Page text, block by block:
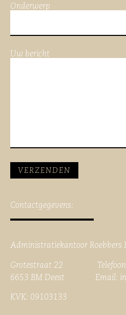
Onderwerp
Uw bericht
Contactgegevens:
Administratiekantoor Roebbers
Grotestraat 22 Telefoon:
6653 BM Deest Email:
KVK: 09103133